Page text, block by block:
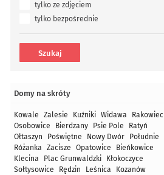
tylko ze zdjęciem
tylko bezpośrednie
Domy na skróty
Kowale Zalesie Kuźniki Widawa
Rakowiec
Osobowice
Bierdzany Psie Pole
Ratyń
Ołtaszyn
Poświętne Nowy Dwór
Południe
Różanka
Zacisze Opatowice
Bieńkowice
Klecina
Plac Grunwaldzki
Kłokoczyce
Sołtysowice
Rędzin Leśnica
Kozanów